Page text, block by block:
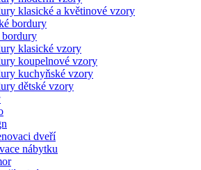
klasické a květinové vzory
bordury
bordury
klasické vzory
koupelnové vzory
kuchyňské vzory
dětské vzory
dveří
nábytku